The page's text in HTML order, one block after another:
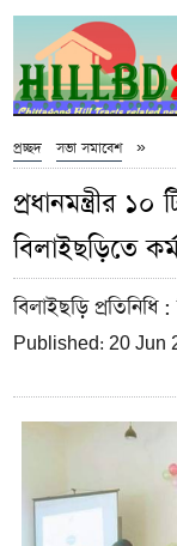
প্রচ্ছদ »
সভা সমাবেশ
প্রধানমন্ত্রীর
বিলাইছড়িতে
বিলাইছড়ি প্রতিনিধি:
Published: 20